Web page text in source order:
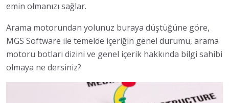
emin olmanızı sağlar.
Arama motorundan yolunuz buraya düştüğüne göre,
MGS Software ile temelde içeriğin genel durumu, arama
motoru botları dizini ve genel içerik hakkında bilgi sahibi
olmaya ne dersiniz?